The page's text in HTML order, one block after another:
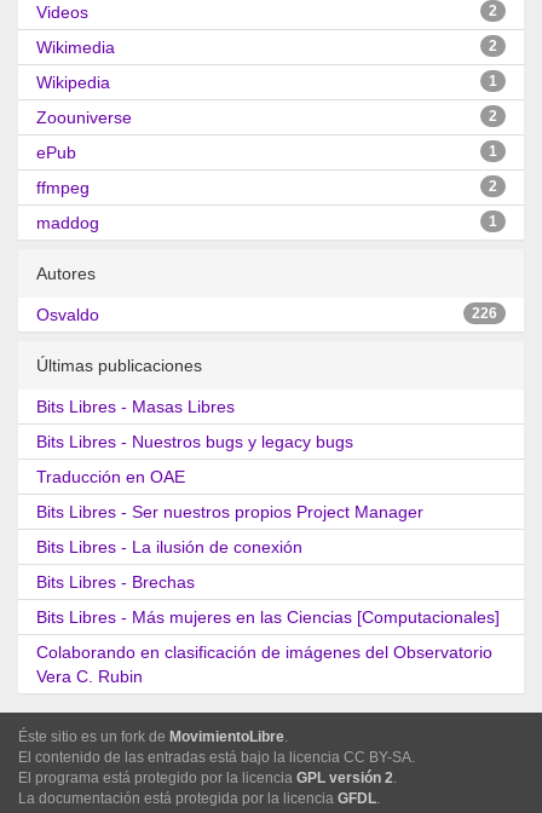
Videos 2
Wikimedia 2
Wikipedia 1
Zoouniverse 2
ePub 1
ffmpeg 2
maddog 1
Autores
Osvaldo 226
Últimas publicaciones
Bits Libres - Masas Libres
Bits Libres - Nuestros bugs y legacy bugs
Traducción en OAE
Bits Libres - Ser nuestros propios Project Manager
Bits Libres - La ilusión de conexión
Bits Libres - Brechas
Bits Libres - Más mujeres en las Ciencias [Computacionales]
Colaborando en clasificación de imágenes del Observatorio
Vera C. Rubin
Éste sitio es un fork de MovimientoLibre.
El contenido de las entradas está bajo la licencia CC BY-SA.
El programa está protegido por la licencia GPL versión 2.
La documentación está protegida por la licencia GFDL.